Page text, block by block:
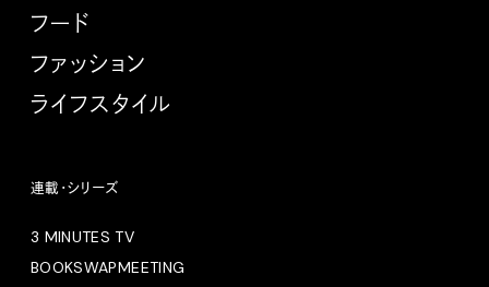
フード
ファッション
ライフスタイル
連載・シリーズ
3 MINUTES TV
BOOKSWAPMEETING